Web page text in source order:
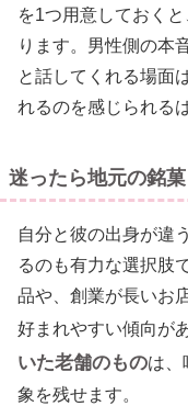
を1つ用意しておく
ります。男性側の本
と話してくれる場面
れるのを感じられる
迷ったら地元の銘
自分と彼の出身が違
るのも有力な選択肢
品や、創業が長いお
好まれやすい傾向が
いた老舗のものは、
象を残せます。